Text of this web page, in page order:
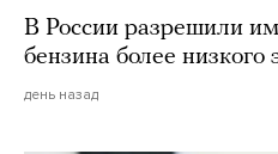
В России разрешили
бензина более низкого
день назад